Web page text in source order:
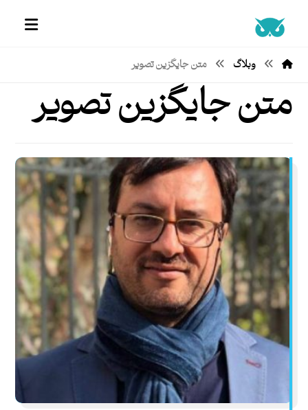
وبلاگ متن جایگزین تصویر
متن جایگزین تصویر